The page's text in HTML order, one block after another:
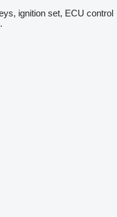
ignition set, ECU control